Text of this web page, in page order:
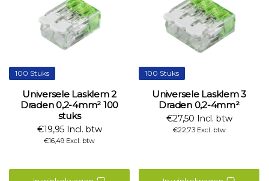
100 Stuks
Universele Lasklem 2
Draden 0,2-4mm² 100
stuks
€19,95 Incl. btw
€16,49 Excl. btw
100 Stuks
Universele Lasklem 3
Draden 0,2-4mm²
€27,50 Incl. btw
€22,73 Excl. btw